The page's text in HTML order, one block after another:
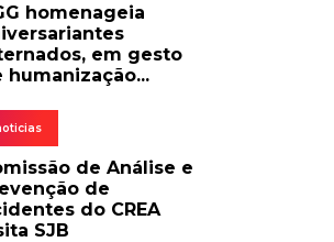
homenageia
em gesto
humanização...
de Análise e
de
do CREA
SJB